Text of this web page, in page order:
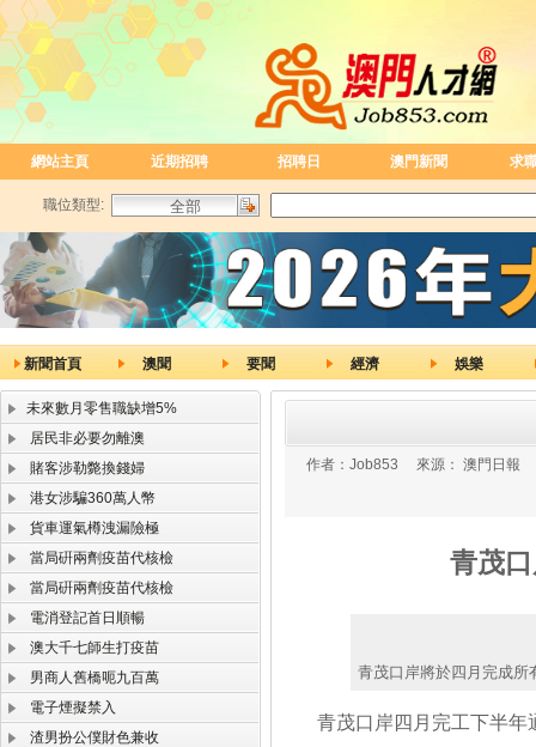
網站主頁 近期招聘 招聘日 澳門新聞 求
職位類型:
新聞首頁 澳聞 要聞 經濟 娛樂
未來數月零售職缺增5%
居民非必要勿離澳
賭客涉勒斃換錢婦
港女涉騙360萬人幣
貨車運氣樽洩漏險極
當局硏兩劑疫苗代核檢
當局硏兩劑疫苗代核檢
電消登記首日順暢
澳大千七師生打疫苗
男商人舊橋呃九百萬
電子煙擬禁入
渣男扮公僕財色兼收
作者： Job853 來源： 澳門日報
青茂
青茂口岸將於四月完成所
青茂口岸四月完工下半年